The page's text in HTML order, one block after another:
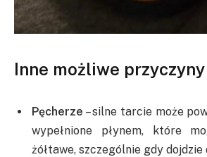
Inne możliwe
Pęcherze – silne tarcie może
wypełnione płynem, które
żółtawe, szczególnie gdy dojdzie